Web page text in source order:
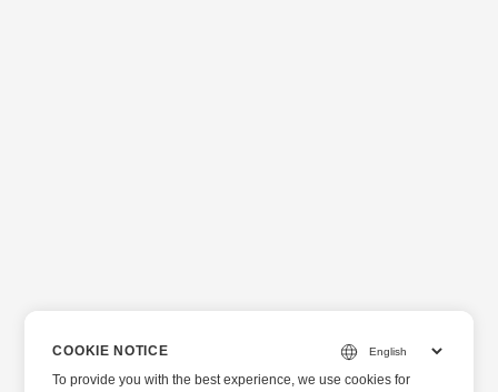
COOKIE NOTICE
To provide you with the best experience, we use cookies for